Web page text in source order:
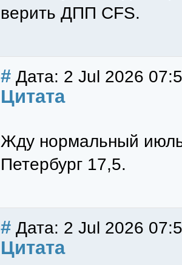
верить ДПП CFS.
# Дата: 2 Jul 2026
Цитата
Жду нормальный
Петербург 17,5.
# Дата: 2 Jul 2026
Цитата